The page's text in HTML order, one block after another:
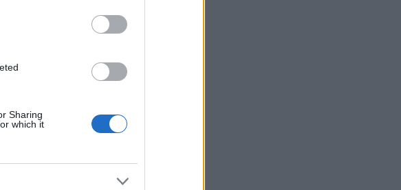
Sharing
which it